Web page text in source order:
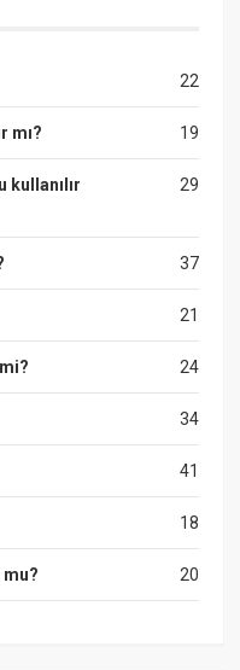
22
19
mı?
29
kullanılır
37
21
24
34
41
18
20
mu?